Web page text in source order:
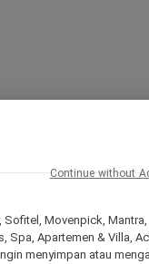
Sofitel, Movenpick, Mantra,
Spa, Apartemen & Villa,
menyimpan atau
Continue without